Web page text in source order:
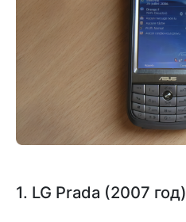
1. LG Prada (2007 год)